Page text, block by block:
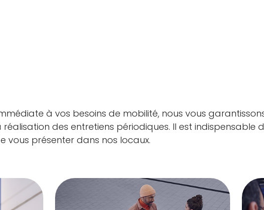
à vos besoins de mobilité, nous vous
des entretiens périodiques. Il est indispensable
vous présenter dans nos locaux.